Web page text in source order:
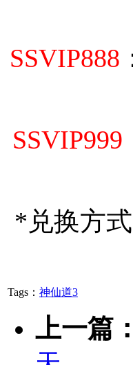
SSVIP888
SSVIP999
*兑换方
Tags： 神仙道3
上一篇：